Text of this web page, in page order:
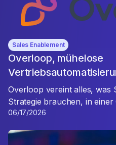
Sales Enablement
Overloop, mühelose
Overloop vereint alles, was
Strategie brauchen, in
06/17/2026